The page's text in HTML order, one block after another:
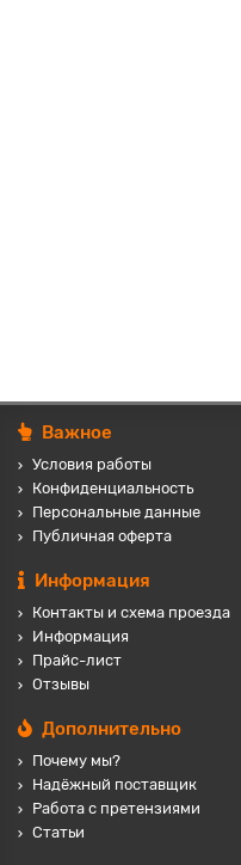
Важное
Условия работы
Конфиденциальность
Персональные данные
Публичная оферта
Информация
Контакты и схема проезда
Информация
Прайс-лист
Отзывы
Дополнительно
Почему мы?
Надёжный поставщик
Работа с претензиями
Статьи